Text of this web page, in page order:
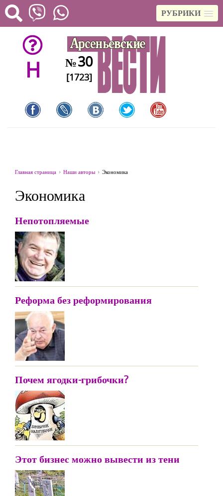
РУБРИКИ
H №30
[1723]
Главная страница Наши авторы Экономика
Экономика
Непотопляемые
Реформа без реформирования
Почем ягодки-грибочки?
Этот бизнес можно вывести из тени